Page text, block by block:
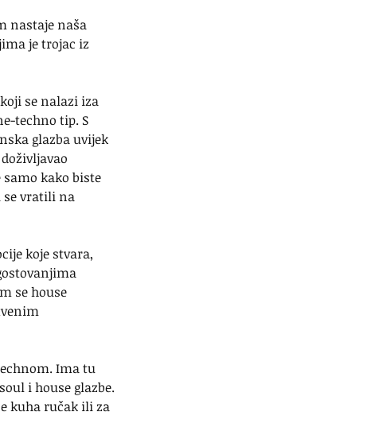
nastaje naša
je trojac iz
se nalazi iza
techno tip. S
glazba uvijek
kako biste
vratili na
koje stvara,
se house
Ima tu
i house glazbe.
kuha ručak ili za